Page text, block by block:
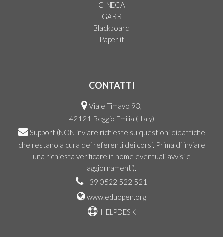
CINECA
GARR
Blackboard
Paperlit
CONTATTI
Viale Timavo 93,
42121 Reggio Emilia (Italy)
Support (NON inviare richieste su questioni didattiche
che restano a cura dei referenti dei corsi. Prima di inviare
una richiesta verificare in home eventuali avvisi e
aggiornamenti).
+39 0522 522 521
www.eduopen.org
HELPDESK